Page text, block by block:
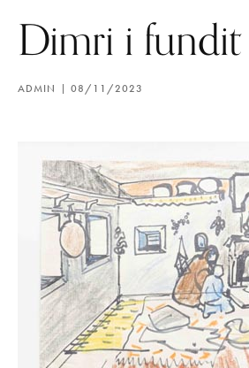
Dimri i fundit
ADMIN 08/11/2023